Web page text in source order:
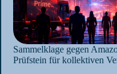
Sammelklage gegen
Prüfstein für kollektiven